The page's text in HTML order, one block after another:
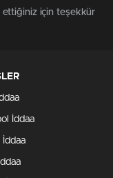
ettiğiniz için teşekkür
İddaa
İddaa